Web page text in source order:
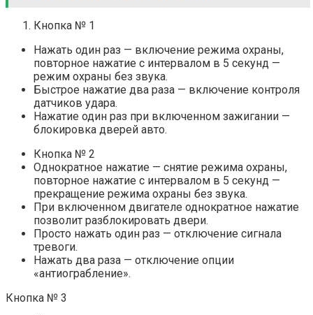
Кнопка № 1
Нажать один раз — включение режима охраны,
повторное нажатие с интервалом в 5 секунд —
режим охраны без звука.
Быстрое нажатие два раза — включение контроля
датчиков удара.
Нажатие один раз при включенном зажигании —
блокировка дверей авто.
Кнопка № 2
Однократное нажатие — снятие режима охраны,
повторное нажатие с интервалом в 5 секунд —
прекращение режима охраны без звука.
При включенном двигателе однократное нажатие
позволит разблокировать двери.
Просто нажать один раз — отключение сигнала
тревоги.
Нажать два раза — отключение опции
«антиограбление».
Кнопка № 3